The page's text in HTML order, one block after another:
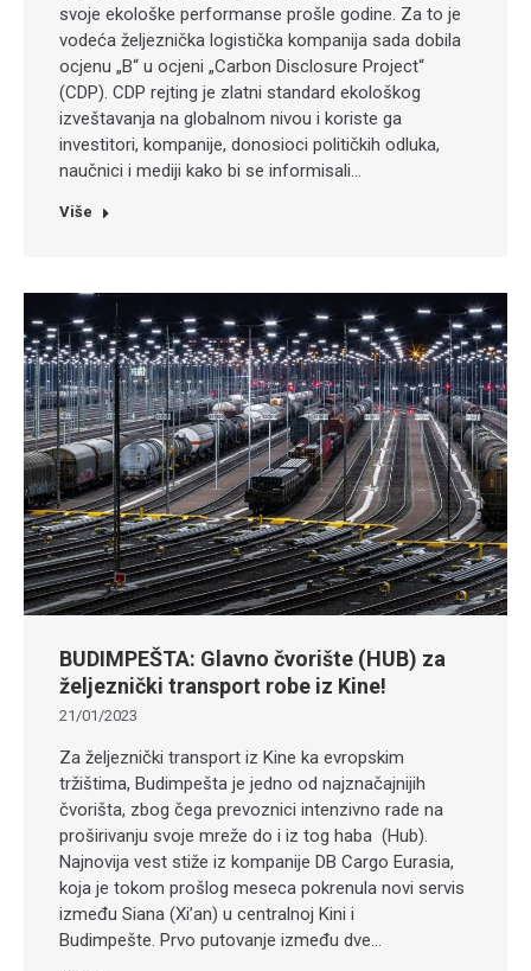
svoje ekološke performanse prošle godine. Za to je
vodeća željeznička logistička kompanija sada dobila
ocjenu „B“ u ocjeni „Carbon Disclosure Project“
(CDP). CDP rejting je zlatni standard ekološkog
izveštavanja na globalnom nivou i koriste ga
investitori, kompanije, donosioci političkih odluka,
naučnici i mediji kako bi se informisali…
Više
BUDIMPEŠTA: Glavno čvorište (HUB) za
željeznički transport robe iz Kine!
21/01/2023
Za željeznički transport iz Kine ka evropskim
tržištima, Budimpešta je jedno od najznačajnijih
čvorišta, zbog čega prevoznici intenzivno rade na
proširivanju svoje mreže do i iz tog haba (Hub).
Najnovija vest stiže iz kompanije DB Cargo Eurasia,
koja je tokom prošlog meseca pokrenula novi servis
između Siana (Xi’an) u centralnoj Kini i
Budimpešte. Prvo putovanje između dve…